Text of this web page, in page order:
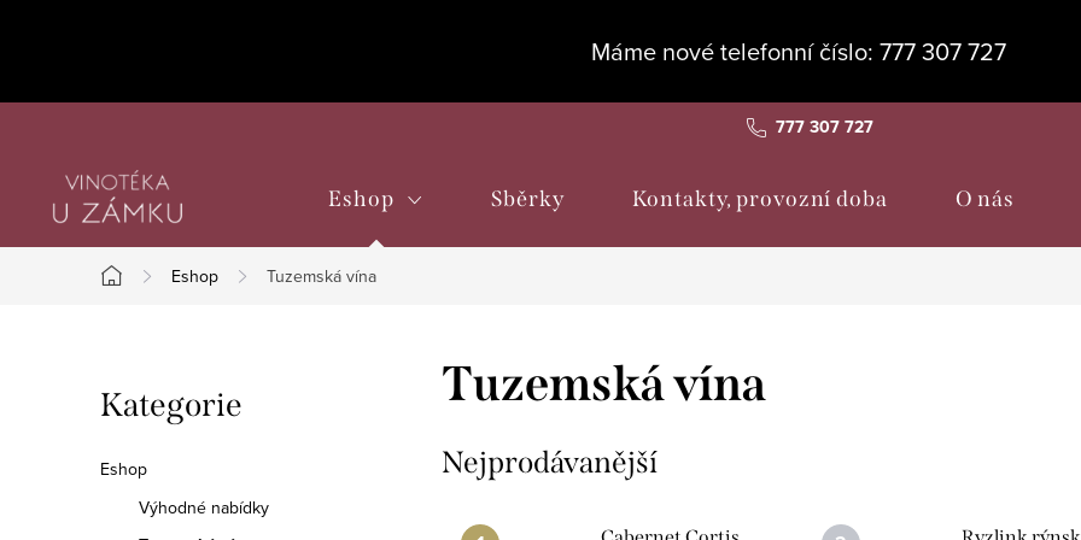
Máme nové telefonní číslo: 777 307 727
777 307 727
Eshop Sběrky Kontakty, provozní doba O nás
Domů
Eshop Tuzemská vína
o
s
Přeskočit
kategorie
Kategorie
Eshop
Výhodné nabídky
Tuzemská vína
Nejprodávanější